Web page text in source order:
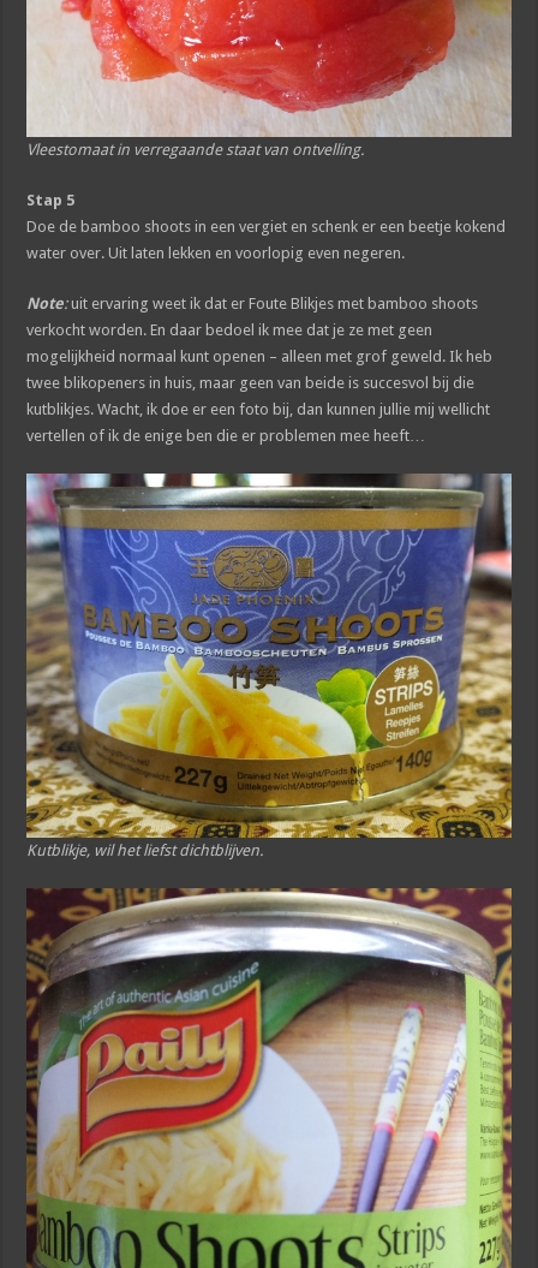
Vleestomaat in verregaande staat van ontvelling.
Stap 5
Doe de bamboo shoots in een vergiet en schenk er een beetje kokend
water over. Uit laten lekken en voorlopig even negeren.
Note:uit ervaring weet ik dat er Foute Blikjes met bamboo shoots
verkocht worden. En daar bedoel ik mee dat je ze met geen
mogelijkheid normaal kunt openen – alleen met grof geweld. Ik heb
twee blikopeners in huis, maar geen van beide is succesvol bij die
kutblikjes. Wacht, ik doe er een foto bij, dan kunnen jullie mij wellicht
vertellen of ik de enige ben die er problemen mee heeft…
Kutblikje, wil het liefst dichtblijven.